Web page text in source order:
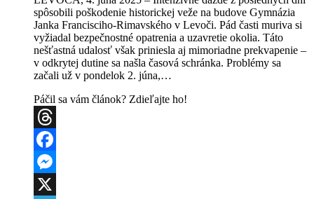
spôsobili poškodenie historickej veže na budove Gymnázia
Janka Francisciho-Rimavského v Levoči. Pád časti muriva si
vyžiadal bezpečnostné opatrenia a uzavretie okolia. Táto
nešťastná udalosť však priniesla aj mimoriadne prekvapenie –
v odkrytej dutine sa našla časová schránka. Problémy sa
začali už v pondelok 2. júna,…
Páčil sa vám článok? Zdieľajte ho!
Threads
Facebook
Messenger